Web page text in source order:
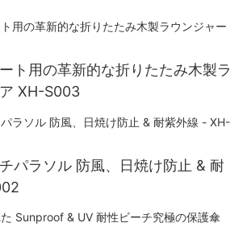
ト用の革新的な折りたたみ木製ラ
XH-S003
パラソル 防風、日焼け防止 & 耐